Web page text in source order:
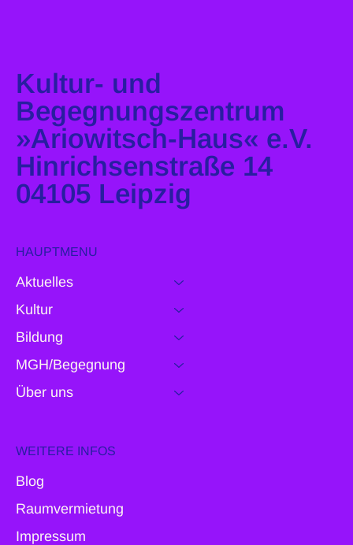
Kultur- und
Begegnungszentrum
»Ariowitsch-Haus« e.V.
Hinrichsenstraße 14
04105 Leipzig
HAUPTMENU
Aktuelles
Kultur
Bildung
MGH/Begegnung
Über uns
WEITERE INFOS
Blog
Raumvermietung
Impressum